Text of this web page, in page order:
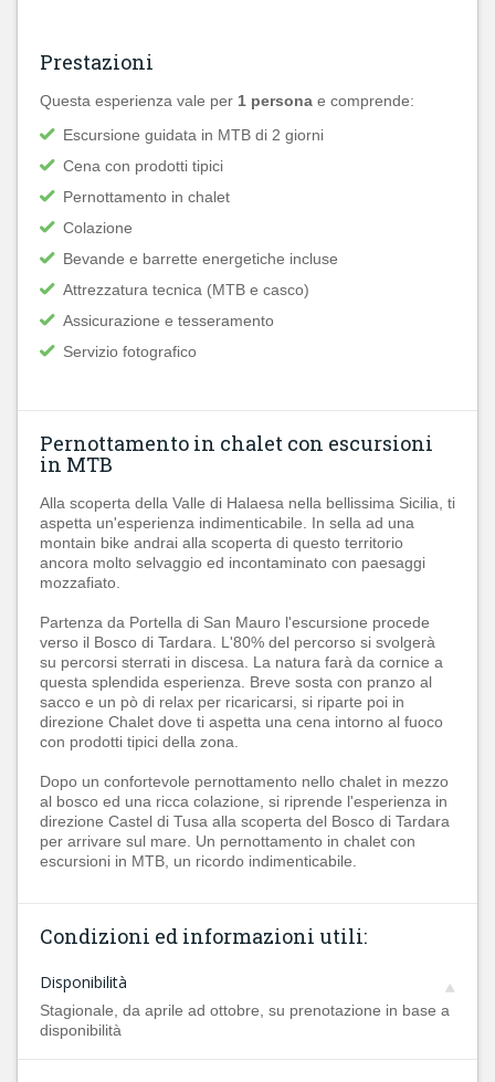
Prestazioni
Questa esperienza vale per 1 persona e comprende:
Escursione guidata in MTB di 2 giorni
Cena con prodotti tipici
Pernottamento in chalet
Colazione
Bevande e barrette energetiche incluse
Attrezzatura tecnica (MTB e casco)
Assicurazione e tesseramento
Servizio fotografico
Pernottamento in chalet con escursioni
in MTB
Alla scoperta della Valle di Halaesa nella bellissima Sicilia, ti
aspetta un'esperienza indimenticabile. In sella ad una
montain bike andrai alla scoperta di questo territorio
ancora molto selvaggio ed incontaminato con paesaggi
mozzafiato.
Partenza da Portella di San Mauro l'escursione procede
verso il Bosco di Tardara. L'80% del percorso si svolgerà
su percorsi sterrati in discesa. La natura farà da cornice a
questa splendida esperienza. Breve sosta con pranzo al
sacco e un pò di relax per ricaricarsi, si riparte poi in
direzione Chalet dove ti aspetta una cena intorno al fuoco
con prodotti tipici della zona.
Dopo un confortevole pernottamento nello chalet in mezzo
al bosco ed una ricca colazione, si riprende l'esperienza in
direzione Castel di Tusa alla scoperta del Bosco di Tardara
per arrivare sul mare. Un pernottamento in chalet con
escursioni in MTB, un ricordo indimenticabile.
Condizioni ed informazioni utili:
Disponibilità
Stagionale, da aprile ad ottobre, su prenotazione in base a
disponibilità